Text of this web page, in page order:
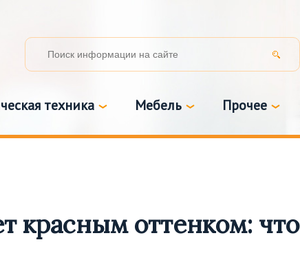
техника Мебель Прочее
красным оттенком: что